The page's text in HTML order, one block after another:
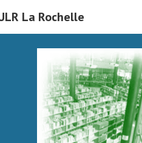
La Rochelle